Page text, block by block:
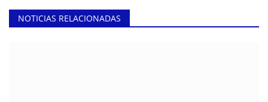
NOTICIAS RELACIONADAS